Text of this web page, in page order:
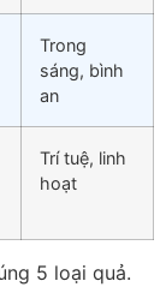
Trong
sáng, bình
an
Trí tuệ, linh
hoạt
5 loại quả.